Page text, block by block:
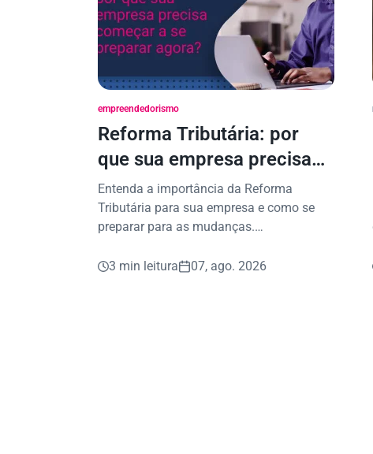
empreendedorismo
Reforma Tributária: por
que sua empresa precisa
começar a se preparar
agora?
Entenda a importância da Reforma
Tributária para sua empresa e como se
preparar para as mudanças.
seguras.
3 min leitura 07, ago. 2026